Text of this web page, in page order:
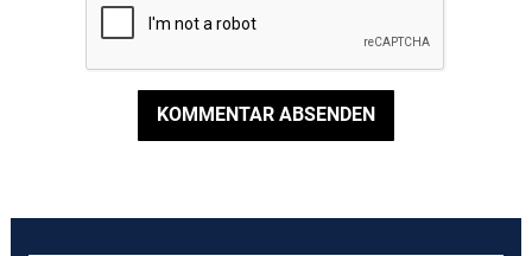
KOMMENTAR ABSENDEN